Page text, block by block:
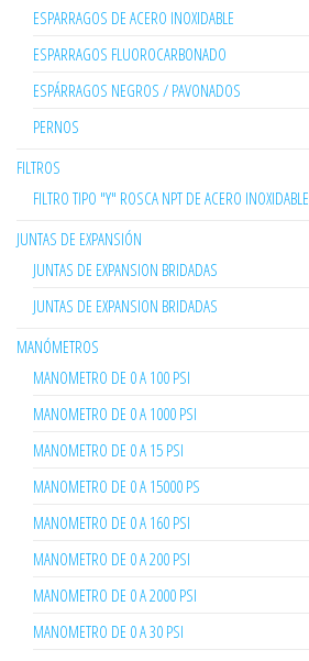
ESPARRAGOS DE ACERO INOXIDABLE
ESPARRAGOS FLUOROCARBONADO
ESPÁRRAGOS NEGROS / PAVONADOS
PERNOS
FILTROS
FILTRO TIPO "Y" ROSCA NPT DE ACERO INOXIDABLE
JUNTAS DE EXPANSIÓN
JUNTAS DE EXPANSION BRIDADAS
JUNTAS DE EXPANSION BRIDADAS
MANÓMETROS
MANOMETRO DE 0 A 100 PSI
MANOMETRO DE 0 A 1000 PSI
MANOMETRO DE 0 A 15 PSI
MANOMETRO DE 0 A 15000 PS
MANOMETRO DE 0 A 160 PSI
MANOMETRO DE 0 A 200 PSI
MANOMETRO DE 0 A 2000 PSI
MANOMETRO DE 0 A 30 PSI